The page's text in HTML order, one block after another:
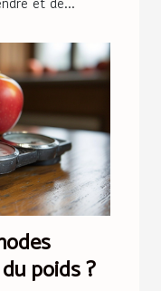
poids ?